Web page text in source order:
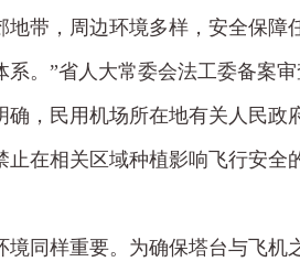
带，周边环境多样，安全保
。”省人大常委会法工委备案审
，民用机场所在地有关人民
在相关区域种植影响飞行安
同样重要。为确保塔台与飞